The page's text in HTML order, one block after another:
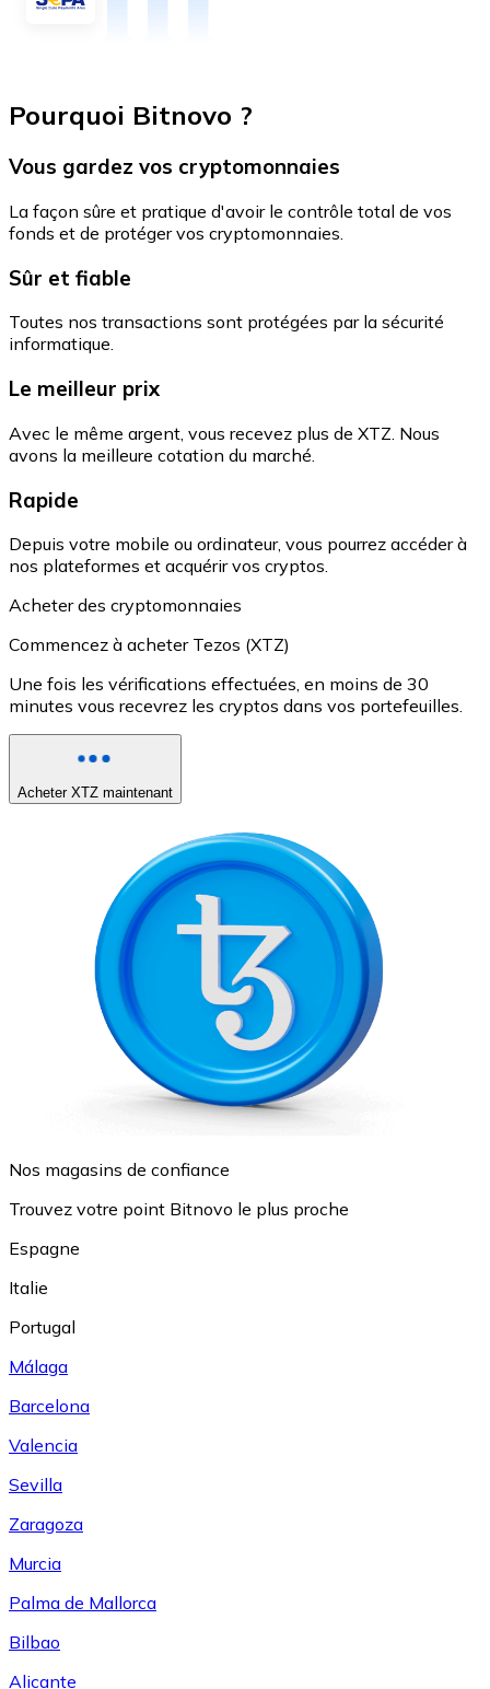
Pourquoi Bitnovo ?
Vous gardez vos cryptomonnaies
La façon sûre et pratique d'avoir le contrôle total de vos
fonds et de protéger vos cryptomonnaies.
Sûr et fiable
Toutes nos transactions sont protégées par la sécurité
informatique.
Le meilleur prix
Avec le même argent, vous recevez plus de XTZ. Nous
avons la meilleure cotation du marché.
Rapide
Depuis votre mobile ou ordinateur, vous pourrez accéder à
nos plateformes et acquérir vos cryptos.
Acheter des cryptomonnaies
Commencez à acheter Tezos (XTZ)
Une fois les vérifications effectuées, en moins de 30
minutes vous recevrez les cryptos dans vos portefeuilles.
Acheter XTZ maintenant
Nos magasins de confiance
Trouvez votre point Bitnovo le plus proche
Espagne
Italie
Portugal
Málaga
Barcelona
Valencia
Sevilla
Zaragoza
Murcia
Palma de Mallorca
Bilbao
Alicante